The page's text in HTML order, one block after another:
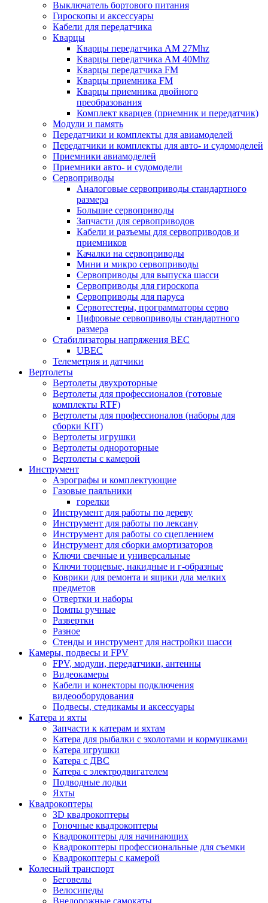
Выключатель бортового питания
Гироскопы и аксессуары
Кабели для передатчика
Кварцы
Кварцы передатчика AM 27Mhz
Кварцы передатчика AM 40Mhz
Кварцы передатчика FM
Кварцы приемника FM
Кварцы приемника двойного
преобразования
Комплект кварцев (приемник и передатчик)
Модули и память
Передатчики и комплекты для авиамоделей
Передатчики и комплекты для авто- и судомоделей
Приемники авиамоделей
Приемники авто- и судомодели
Сервоприводы
Аналоговые сервоприводы стандартного
размера
Большие сервоприводы
Запчасти для сервоприводов
Кабели и разъемы для сервоприводов и
приемников
Качалки на сервоприводы
Мини и микро сервоприводы
Сервоприводы для выпуска шасси
Сервоприводы для гироскопа
Сервоприводы для паруса
Сервотестеры, программаторы серво
Цифровые сервоприводы стандартного
размера
Стабилизаторы напряжения BEC
UBEC
Телеметрия и датчики
Вертолеты
Вертолеты двухроторные
Вертолеты для профессионалов (готовые
комплекты RTF)
Вертолеты для профессионалов (наборы для
сборки KIT)
Вертолеты игрушки
Вертолеты однороторные
Вертолеты с камерой
Инструмент
Аэрографы и комплектующие
Газовые паяльники
горелки
Инструмент для работы по дереву
Инструмент для работы по лексану
Инструмент для работы со сцеплением
Инструмент для сборки амортизаторов
Ключи свечные и универсальные
Ключи торцевые, накидные и г-образные
Коврики для ремонта и ящики дла мелких
предметов
Отвертки и наборы
Помпы ручные
Развертки
Разное
Стенды и инструмент для настройки шасси
Камеры, подвесы и FPV
FPV, модули, передатчики, антенны
Видеокамеры
Кабели и конекторы подключения
видеооборудования
Подвесы, стедикамы и аксессуары
Катера и яхты
Запчасти к катерам и яхтам
Катера для рыбалки с эхолотами и кормушками
Катера игрушки
Катера с ДВС
Катера с электродвигателем
Подводные лодки
Яхты
Квадрокоптеры
3D квадрокоптеры
Гоночные квадрокоптеры
Квадрокоптеры для начинающих
Квадрокоптеры профессиональные для съемки
Квадрокоптеры с камерой
Колесный транспорт
Беговелы
Велосипеды
Внедорожные самокаты